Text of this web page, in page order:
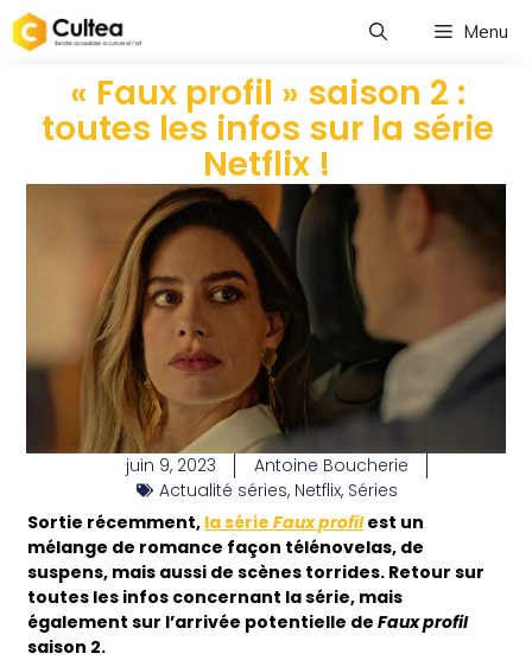
Menu
« Faux profil » saison 2 :
toutes les infos sur la série
Netflix !
juin 9, 2023
Antoine Boucherie
Actualité séries, Netflix, Séries
Sortie récemment, la sérieFaux profilest un
mélange de romance façon télénovelas, de
suspens, mais aussi de scènes torrides. Retour sur
toutes les infos concernant la série, mais
également sur l’arrivée potentielle deFaux profil
saison 2.